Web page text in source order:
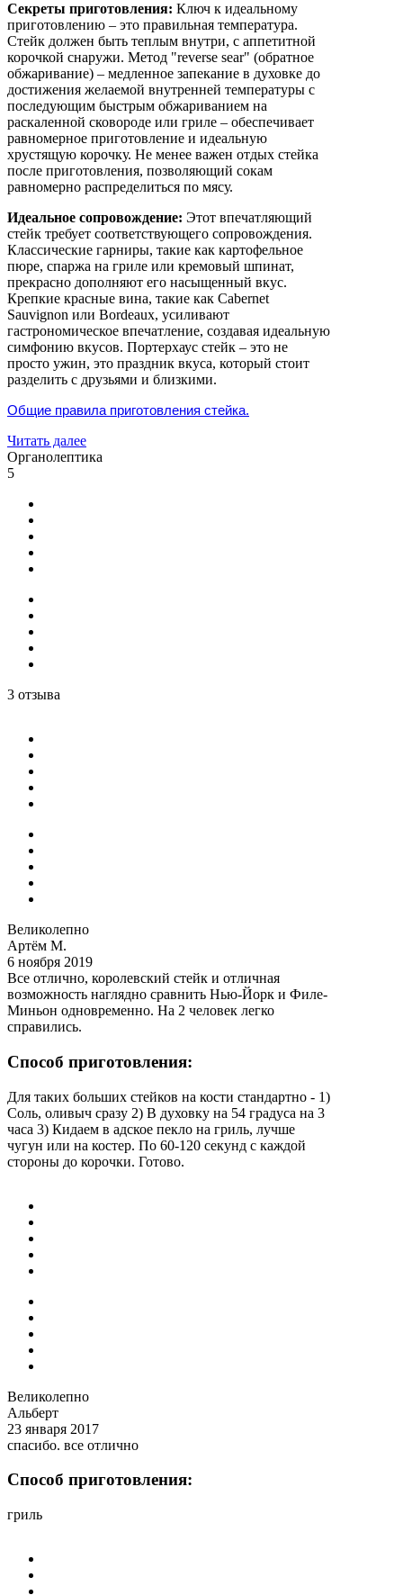
Секреты приготовления: Ключ к идеальному
приготовлению – это правильная температура.
Стейк должен быть теплым внутри, с аппетитной
корочкой снаружи. Метод "reverse sear" (обратное
обжаривание) – медленное запекание в духовке до
достижения желаемой внутренней температуры с
последующим быстрым обжариванием на
раскаленной сковороде или гриле – обеспечивает
равномерное приготовление и идеальную
хрустящую корочку. Не менее важен отдых стейка
после приготовления, позволяющий сокам
равномерно распределиться по мясу.
Идеальное сопровождение: Этот впечатляющий
стейк требует соответствующего сопровождения.
Классические гарниры, такие как картофельное
пюре, спаржа на гриле или кремовый шпинат,
прекрасно дополняют его насыщенный вкус.
Крепкие красные вина, такие как Cabernet
Sauvignon или Bordeaux, усиливают
гастрономическое впечатление, создавая идеальную
симфонию вкусов. Портерхаус стейк – это не
просто ужин, это праздник вкуса, который стоит
разделить с друзьями и близкими.
Общие правила приготовления стейка.
Читать далее
Органолептика
5
3 отзыва
Великолепно
Артём М.
6 ноября 2019
Все отлично, королевский стейк и отличная
возможность наглядно сравнить Нью-Йорк и Филе-
Миньон одновременно. На 2 человек легко
справились.
Способ приготовления:
Для таких больших стейков на кости стандартно - 1)
Соль, оливыч сразу 2) В духовку на 54 градуса на 3
часа 3) Кидаем в адское пекло на гриль, лучше
чугун или на костер. По 60-120 секунд с каждой
стороны до корочки. Готово.
Великолепно
Альберт
23 января 2017
спасибо. все отлично
Способ приготовления:
гриль